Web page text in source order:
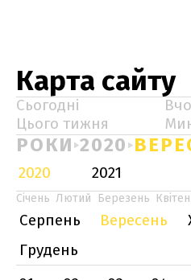
Карта сайту
Сьогодні
Цього тижня
РОКИ 2020
2020 2021
Січень Лютий Березень
Серпень Вересень
Грудень